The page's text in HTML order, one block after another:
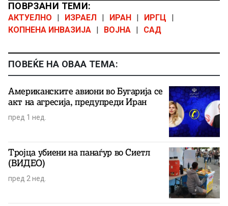
ПОВРЗАНИ ТЕМИ:
АКТУЕЛНО | ИЗРАЕЛ | ИРАН | ИРГЦ
|
КОПНЕНА ИНВАЗИЈА | ВОЈНА | САД
ПОВЕЌЕ НА ОВАА ТЕМА:
Американските авиони во Бугарија се
акт на агресија, предупреди Иран
пред 1 нед.
Тројца убиени на панаѓур во Сиетл
(ВИДЕО)
пред 2 нед.